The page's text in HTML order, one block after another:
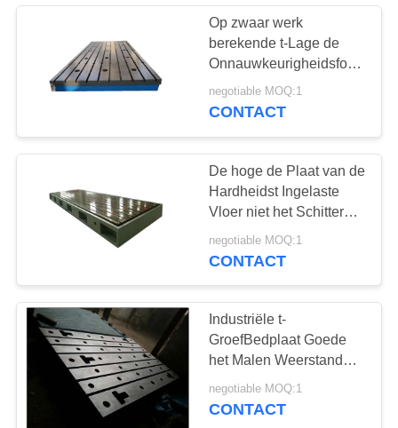
NIEUWS
VERZOEK
CITAAT
SITEMAP
POLICY
Op zwaar werk
berekende t-Lage de
Onnauwkeurigheidsfout
van de GroefGrondplaat
in Industriële Productie
negotiable MOQ:1
CONTACT
De hoge de Plaat van de
Hardheidst Ingelaste
Vloer niet het Schitteren
Oppervlakte van het
Handschroot eindigt
negotiable MOQ:1
CONTACT
Industriële t-
GroefBedplaat Goede
het Malen Weerstand
Gemakkelijk aan
Onderhoud
negotiable MOQ:1
CONTACT